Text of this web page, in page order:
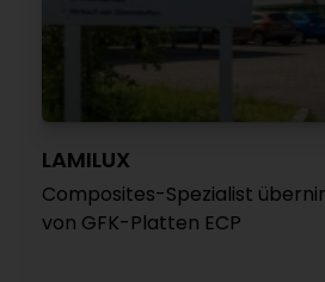
LAMILUX
Composites-Spezialist
von GFK-Platten ECP